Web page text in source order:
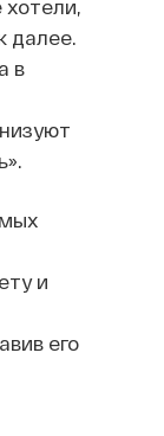
далее.
в
и
его